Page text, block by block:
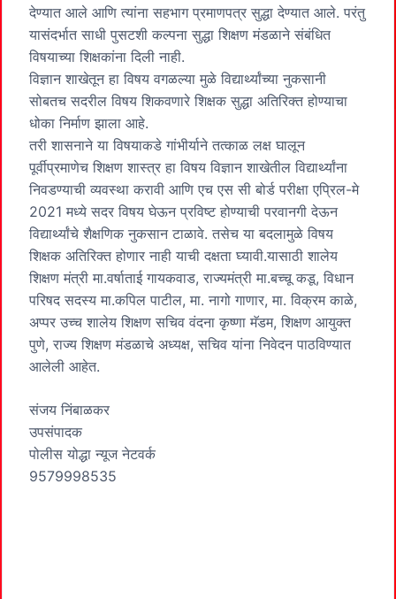
देण्यात आले आणि त्यांना सहभाग प्रमाणपत्र सुद्धा देण्यात आले. परंतु
यासंदर्भात साधी पुसटशी कल्पना सुद्धा शिक्षण मंडळाने संबंधित
विषयाच्या शिक्षकांना दिली नाही.
विज्ञान शाखेतून हा विषय वगळल्या मुळे विद्यार्थ्यांच्या नुकसानी
सोबतच सदरील विषय शिकवणारे शिक्षक सुद्धा अतिरिक्त होण्याचा
धोका निर्माण झाला आहे.
तरी शासनाने या विषयाकडे गांभीर्याने तत्काळ लक्ष घालून
पूर्वीप्रमाणेच शिक्षण शास्त्र हा विषय विज्ञान शाखेतील विद्यार्थ्यांना
निवडण्याची व्यवस्था करावी आणि एच एस सी बोर्ड परीक्षा एप्रिल-मे
2021 मध्ये सदर विषय घेऊन प्रविष्ट होण्याची परवानगी देऊन
विद्यार्थ्यांचे शैक्षणिक नुकसान टाळावे. तसेच या बदलामुळे विषय
शिक्षक अतिरिक्त होणार नाही याची दक्षता घ्यावी.यासाठी शालेय
शिक्षण मंत्री मा.वर्षाताई गायकवाड, राज्यमंत्री मा.बच्चू कडू, विधान
परिषद सदस्य मा.कपिल पाटील, मा. नागो गाणार, मा. विक्रम काळे,
अप्पर उच्च शालेय शिक्षण सचिव वंदना कृष्णा मॅडम, शिक्षण आयुक्त
पुणे, राज्य शिक्षण मंडळाचे अध्यक्ष, सचिव यांना निवेदन पाठविण्यात
आलेली आहेत.
संजय निंबाळकर
उपसंपादक
पोलीस योद्धा न्यूज नेटवर्क
9579998535